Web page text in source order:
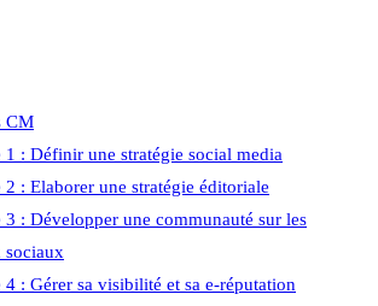
CM
1 : Définir une stratégie social media
: Elaborer une stratégie éditoriale
: Développer une communauté sur les
sociaux
: Gérer sa visibilité et sa e-réputation